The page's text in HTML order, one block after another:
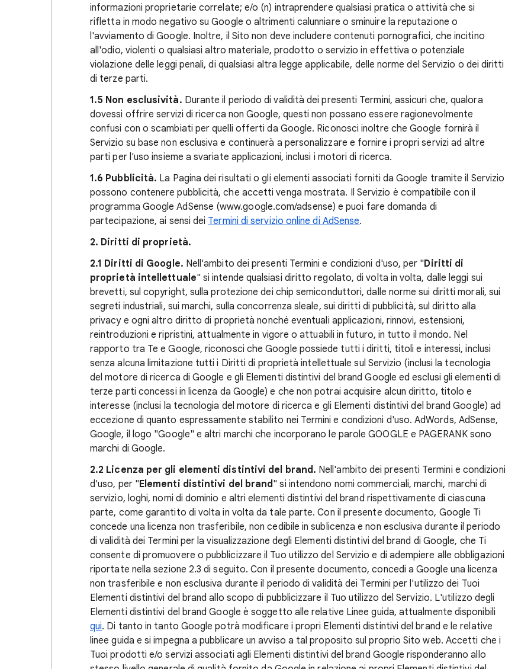
informazioni proprietarie correlate; e/o (n) intraprendere qualsiasi pratica o attività che si
rifletta in modo negativo su Google o altrimenti calunniare o sminuire la reputazione o
l'avviamento di Google. Inoltre, il Sito non deve includere contenuti pornografici, che incitino
all'odio, violenti o qualsiasi altro materiale, prodotto o servizio in effettiva o potenziale
violazione delle leggi penali, di qualsiasi altra legge applicabile, delle norme del Servizio o dei diritti
di terze parti.
1.5 Non esclusività. Durante il periodo di validità dei presenti Termini, assicuri che, qualora
dovessi offrire servizi di ricerca non Google, questi non possano essere ragionevolmente
confusi con o scambiati per quelli offerti da Google. Riconosci inoltre che Google fornirà il
Servizio su base non esclusiva e continuerà a personalizzare e fornire i propri servizi ad altre
parti per l'uso insieme a svariate applicazioni, inclusi i motori di ricerca.
1.6 Pubblicità. La Pagina dei risultati o gli elementi associati forniti da Google tramite il Servizio
possono contenere pubblicità, che accetti venga mostrata. Il Servizio è compatibile con il
programma Google AdSense (www.google.com/adsense) e puoi fare domanda di
partecipazione, ai sensi dei Termini di servizio online di AdSense.
2. Diritti di proprietà.
2.1 Diritti di Google. Nell'ambito dei presenti Termini e condizioni d'uso, per "Diritti di
proprietà intellettuale" si intende qualsiasi diritto regolato, di volta in volta, dalle leggi sui
brevetti, sul copyright, sulla protezione dei chip semiconduttori, dalle norme sui diritti morali, sui
segreti industriali, sui marchi, sulla concorrenza sleale, sui diritti di pubblicità, sul diritto alla
privacy e ogni altro diritto di proprietà nonché eventuali applicazioni, rinnovi, estensioni,
reintroduzioni e ripristini, attualmente in vigore o attuabili in futuro, in tutto il mondo. Nel
rapporto tra Te e Google, riconosci che Google possiede tutti i diritti, titoli e interessi, inclusi
senza alcuna limitazione tutti i Diritti di proprietà intellettuale sul Servizio (inclusi la tecnologia
del motore di ricerca di Google e gli Elementi distintivi del brand Google ed esclusi gli elementi di
terze parti concessi in licenza da Google) e che non potrai acquisire alcun diritto, titolo e
interesse (inclusi la tecnologia del motore di ricerca e gli Elementi distintivi del brand Google) ad
eccezione di quanto espressamente stabilito nei Termini e condizioni d'uso. AdWords, AdSense,
Google, il logo "Google" e altri marchi che incorporano le parole GOOGLE e PAGERANK sono
marchi di Google.
2.2 Licenza per gli elementi distintivi del brand. Nell'ambito dei presenti Termini e condizioni
d'uso, per "Elementi distintivi del brand" si intendono nomi commerciali, marchi, marchi di
servizio, loghi, nomi di dominio e altri elementi distintivi del brand rispettivamente di ciascuna
parte, come garantito di volta in volta da tale parte. Con il presente documento, Google Ti
concede una licenza non trasferibile, non cedibile in sublicenza e non esclusiva durante il periodo
di validità dei Termini per la visualizzazione degli Elementi distintivi del brand di Google, che Ti
consente di promuovere o pubblicizzare il Tuo utilizzo del Servizio e di adempiere alle obbligazioni
riportate nella sezione 2.3 di seguito. Con il presente documento, concedi a Google una licenza
non trasferibile e non esclusiva durante il periodo di validità dei Termini per l'utilizzo dei Tuoi
Elementi distintivi del brand allo scopo di pubblicizzare il Tuo utilizzo del Servizio. L'utilizzo degli
Elementi distintivi del brand Google è soggetto alle relative Linee guida, attualmente disponibili
qui. Di tanto in tanto Google potrà modificare i propri Elementi distintivi del brand e le relative
linee guida e si impegna a pubblicare un avviso a tal proposito sul proprio Sito web. Accetti che i
Tuoi prodotti e/o servizi associati agli Elementi distintivi del brand Google risponderanno allo